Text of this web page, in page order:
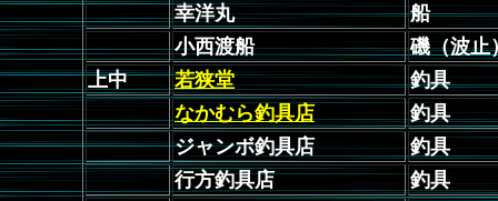
幸洋丸
船
小西渡船
磯（波止
上中
若狭堂
釣具
なかむら釣具店
釣具
ジャンボ釣具店
釣具
行方釣具店
釣具